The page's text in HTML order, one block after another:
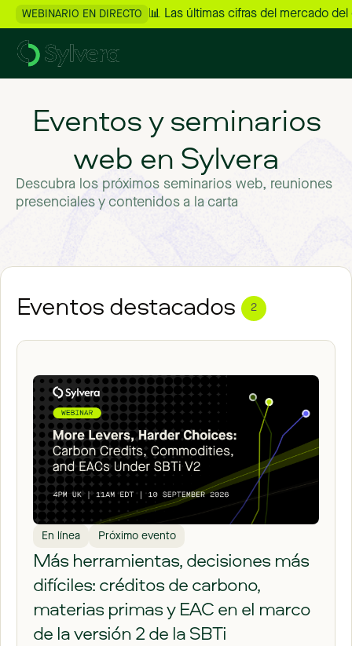
WEBINARIO EN DIRECTO 📊 Las últimas cifras del mercado
Eventos y seminarios
web en Sylvera
Descubra los próximos seminarios web, reuniones
presenciales y contenidos a la carta
Eventos destacados 2
En línea Próximo evento
Más herramientas, decisiones más
difíciles: créditos de carbono,
materias primas y EAC en el marco
de la versión 2 de la SBTi